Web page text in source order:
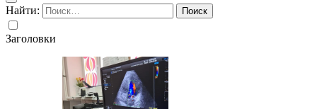
Найти:
Заголовки